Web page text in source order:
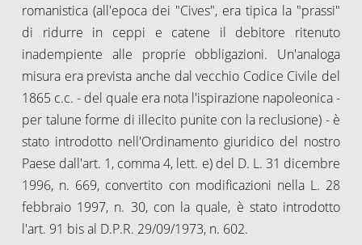
romanistica (all'epoca dei "Cives", era tipica la "prassi"
di ridurre in ceppi e catene il debitore ritenuto
inadempiente alle proprie obbligazioni. Un'analoga
misura era prevista anche dal vecchio Codice Civile del
1865 c.c. - del quale era nota l'ispirazione napoleonica -
per talune forme di illecito punite con la reclusione) - è
stato introdotto nell'Ordinamento giuridico del nostro
Paese dall'art. 1, comma 4, lett. e) del D. L. 31 dicembre
1996, n. 669, convertito con modificazioni nella L. 28
febbraio 1997, n. 30, con la quale, è stato introdotto
l'art. 91 bis al D.P.R. 29/09/1973, n. 602.